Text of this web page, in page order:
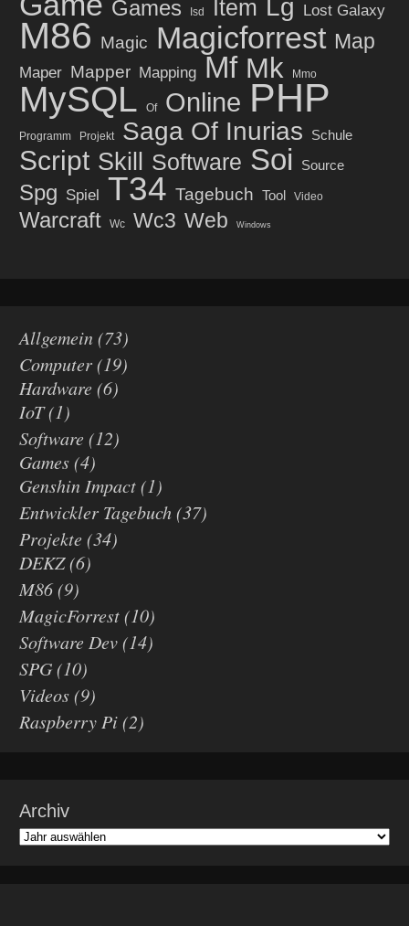
Games Isd Item Lg Lost Galaxy
M86 Magic Magicforrest Map
Maper Mapper Mapping Mf Mk Mmo
MySQL Of Online PHP
Programm Projekt Saga Of Inurias Schule
Script Skill Software Soi Source
Spg Spiel T34 Tagebuch Tool Video
Warcraft Wc Wc3 Web Windows
Allgemein(73)
Computer(19)
Hardware(6)
IoT(1)
Software(12)
Games(4)
Genshin Impact(1)
Entwickler Tagebuch(37)
Projekte(34)
DEKZ(6)
M86(9)
MagicForrest(10)
Software Dev(14)
SPG(10)
Videos(9)
Raspberry Pi(2)
Archiv